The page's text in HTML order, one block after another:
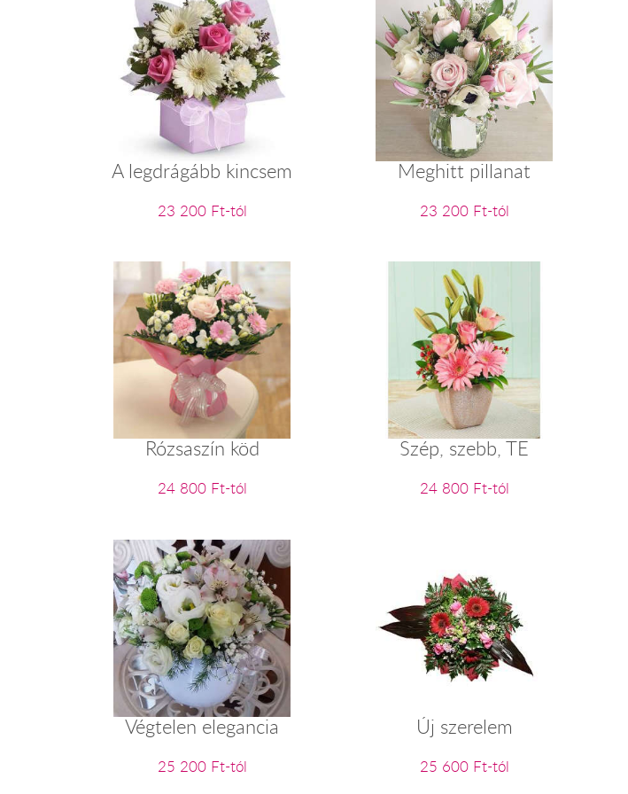
A legdrágább kincsem
23 200 Ft-tól
Meghitt pillanat
23 200 Ft-tól
Rózsaszín köd
24 800 Ft-tól
Szép, szebb, TE
24 800 Ft-tól
Végtelen elegancia
25 200 Ft-tól
Új szerelem
25 600 Ft-tól